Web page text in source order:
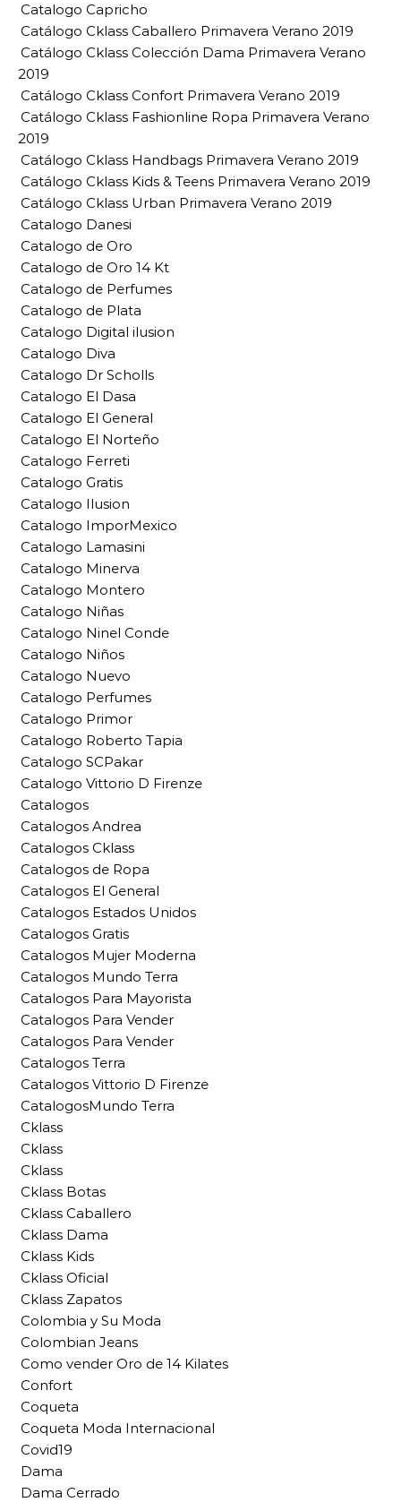
Catalogo Capricho
Catálogo Cklass Caballero Primavera Verano 2019
Catálogo Cklass Colección Dama Primavera Verano
2019
Catálogo Cklass Confort Primavera Verano 2019
Catálogo Cklass Fashionline Ropa Primavera Verano
2019
Catálogo Cklass Handbags Primavera Verano 2019
Catálogo Cklass Kids & Teens Primavera Verano 2019
Catálogo Cklass Urban Primavera Verano 2019
Catalogo Danesi
Catalogo de Oro
Catalogo de Oro 14 Kt
Catalogo de Perfumes
Catalogo de Plata
Catalogo Digital ilusion
Catalogo Diva
Catalogo Dr Scholls
Catalogo El Dasa
Catalogo El General
Catalogo El Norteño
Catalogo Ferreti
Catalogo Gratis
Catalogo Ilusion
Catalogo ImporMexico
Catalogo Lamasini
Catalogo Minerva
Catalogo Montero
Catalogo Niñas
Catalogo Ninel Conde
Catalogo Niños
Catalogo Nuevo
Catalogo Perfumes
Catalogo Primor
Catalogo Roberto Tapia
Catalogo SCPakar
Catalogo Vittorio D Firenze
Catalogos
Catalogos Andrea
Catalogos Cklass
Catalogos de Ropa
Catalogos El General
Catalogos Estados Unidos
Catalogos Gratis
Catalogos Mujer Moderna
Catalogos Mundo Terra
Catalogos Para Mayorista
Catalogos Para Vender
Catalogos Para Vender
Catalogos Terra
Catalogos Vittorio D Firenze
CatalogosMundo Terra
Cklass
Cklass
Cklass
Cklass Botas
Cklass Caballero
Cklass Dama
Cklass Kids
Cklass Oficial
Cklass Zapatos
Colombia y Su Moda
Colombian Jeans
Como vender Oro de 14 Kilates
Confort
Coqueta
Coqueta Moda Internacional
Covid19
Dama
Dama Cerrado